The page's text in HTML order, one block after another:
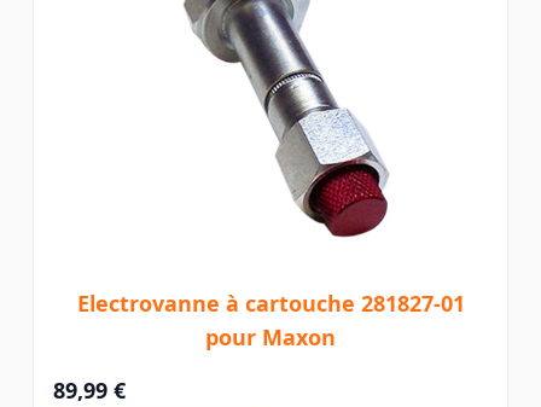
Electrovanne à cartouche 281827-01
pour Maxon
89,99 €